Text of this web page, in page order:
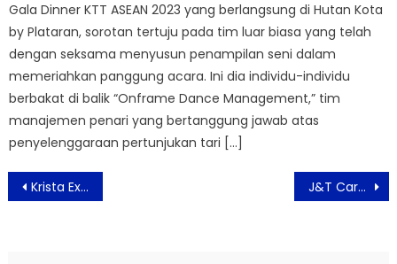
Gala Dinner KTT ASEAN 2023 yang berlangsung di Hutan Kota
by Plataran, sorotan tertuju pada tim luar biasa yang telah
dengan seksama menyusun penampilan seni dalam
memeriahkan panggung acara. Ini dia individu-individu
berbakat di balik “Onframe Dance Management,” tim
manajemen penari yang bertanggung jawab atas
penyelenggaraan pertunjukan tari […]
Post
navigation
Krista Exhibition Virtual Expo 2021 Buka Peluang Usaha Ke Mancanegara J&T Cargo Siap Melayani Pengiriman Paket Besar di Indonesia